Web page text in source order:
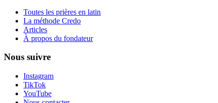
Toutes les prières en latin
La méthode Credo
Articles
À propos du fondateur
Nous suivre
Instagram
TikTok
YouTube